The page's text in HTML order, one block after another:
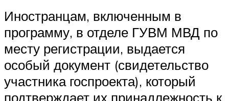
Иностранцам, включенным в
программу, в отделе ГУВМ МВД по
месту регистрации, выдается
особый документ (свидетельство
участника госпроекта), который
подтверждает их принадлежность к